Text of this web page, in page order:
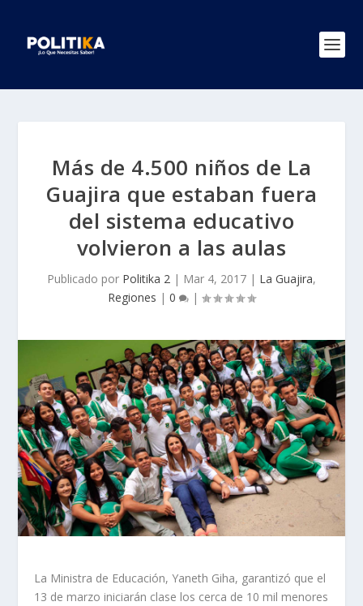
Más de 4.500 niños de La
Guajira que estaban fuera
del sistema educativo
volvieron a las aulas
Publicado por Politika 2 | Mar 4, 2017 | La Guajira,
Regiones | 0 |
​La Ministra de Educación, Yaneth Giha, garantizó que el
13 de marzo iniciarán clase los cerca de 10 mil menores